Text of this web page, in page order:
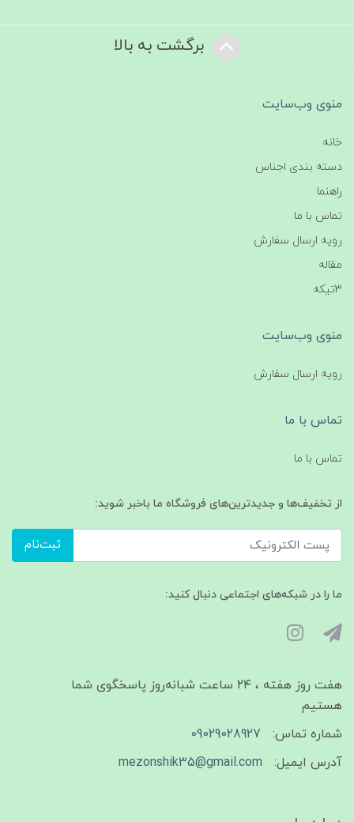
برگشت به بالا
منوی وب‌سایت
خانه
دسته بندی اجناس
راهنما
تماس با ما
رویه ارسال سفارش
مقاله
3تیکه
منوی وب‌سایت
رویه ارسال سفارش
تماس با ما
تماس با ما
از تخفیف‌ها و جدیدترین‌های فروشگاه ما باخبر شوید:
ثبت‌نام
ما را در شبکه‌های اجتماعی دنبال کنید:
هفت روز هفته ، ۲۴ ساعت شبانه‌روز پاسخگوی شما
هستیم
شماره تماس:
09029028927
آدرس ایمیل:
mezonshik35@gmail.com